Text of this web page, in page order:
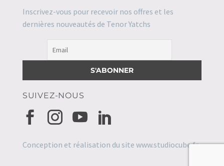
Inscrivez-vous pour recevoir nos offres et les
dernières nouveautés de Tenor Yatchs
SUIVEZ-NOUS
Conception et réalisation du site www.studiocube.fr